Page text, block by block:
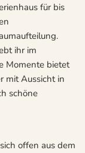
für bis
ihr im
Momente bietet
mit Aussicht in
schöne
offen aus dem